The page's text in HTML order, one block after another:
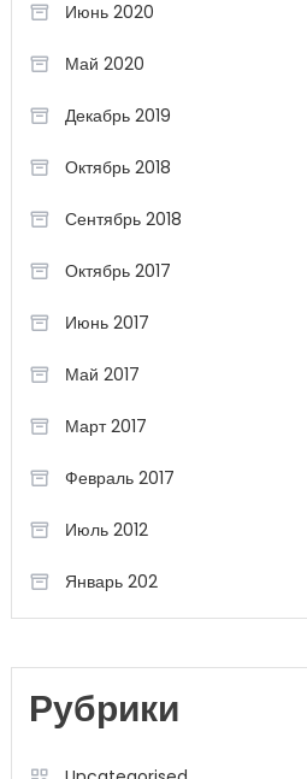
Июнь 2020
Май 2020
Декабрь 2019
Октябрь 2018
Сентябрь 2018
Октябрь 2017
Июнь 2017
Май 2017
Март 2017
Февраль 2017
Июль 2012
Январь 202
Рубрики